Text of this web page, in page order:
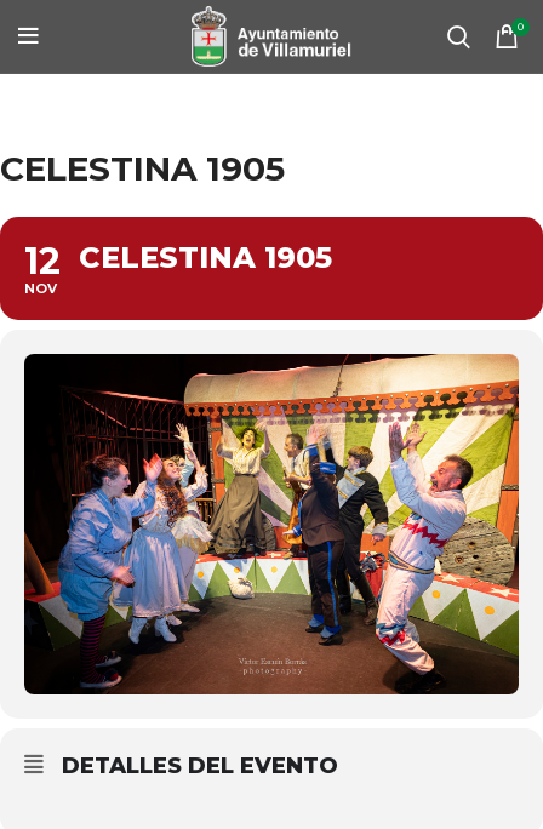
0
CELESTINA 1905
12
NOV
CELESTINA 1905
DETALLES DEL EVENTO